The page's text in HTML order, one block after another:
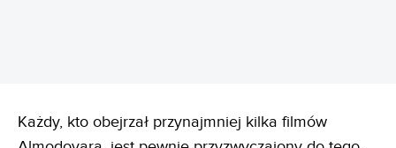
Każdy, kto obejrzał przynajmniej kilka filmów